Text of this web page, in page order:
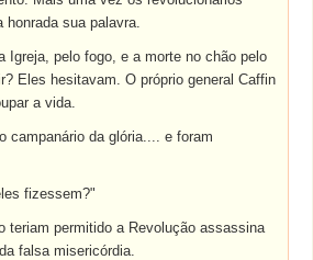
honrada sua palavra.
Igreja, pelo fogo, e a morte no chão pelo
Eles hesitavam. O próprio general Caffin
a vida.
campanário da glória.... e foram
fizessem?"
teriam permitido a Revolução assassina
falsa misericórdia.